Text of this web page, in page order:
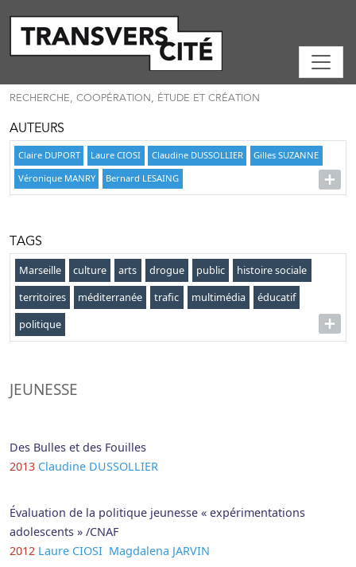
RECHERCHE, COOPÉRATION, ÉTUDE ET CRÉATION
AUTEURS
Claire DUPORT Laure CIOSI Claudine DUSSOLLIER
Gilles SUZANNE
Véronique MANRY
Bernard LESAING
TAGS
Marseille culture arts drogue public
histoire sociale
territoires
méditerranée trafic multimédia
éducatif
politique
JEUNESSE
Des Bulles et des Fouilles
2013 Claudine DUSSOLLIER
Évaluation de la politique jeunesse « expérimentations
adolescents » /CNAF
2012 Laure CIOSI Magdalena JARVIN